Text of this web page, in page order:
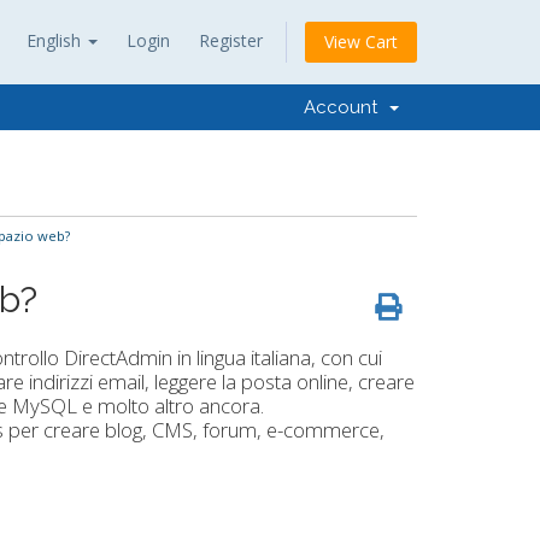
English Login Register View Cart
Account
web?
DirectAdmin in lingua italiana, con cui
indirizzi email, leggere la posta online, creare
MySQL e molto altro ancora.
creare blog, CMS, forum, e-commerce,